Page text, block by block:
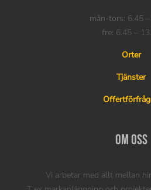
mån-tors: 6.45
fre: 6.45 –
Orter
Tjänster
Om oss
Vi arbetar med allt mellan